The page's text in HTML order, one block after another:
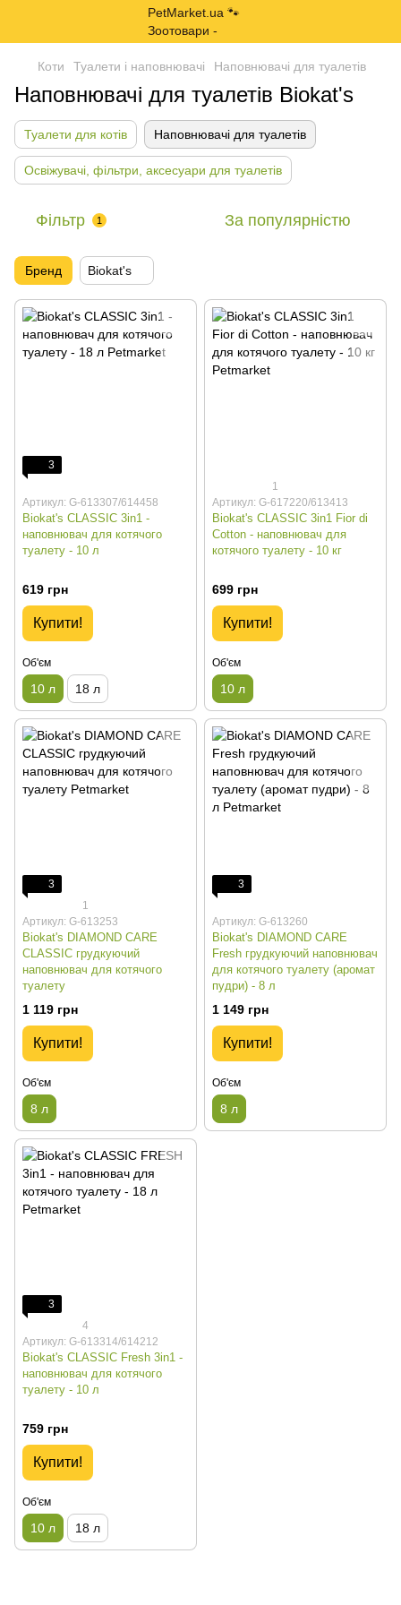
Коти Туалети і наповнювачі Наповнювачі для туалетів
Наповнювачі для туалетів Biokat's
Туалети для котів Наповнювачі для туалетів
Освіжувачі, фільтри, аксесуари для туалетів
Фільтр 1 За популярністю
Бренд Biokat's
3
Артикул: G-613307/614458
Biokat's CLASSIC 3in1 -
наповнювач для котячого
туалету - 10 л
619 грн
Купити!
Об'єм
10 л 18 л
1
Артикул: G-617220/613413
Biokat's CLASSIC 3in1 Fior di
Cotton - наповнювач для
котячого туалету - 10 кг
699 грн
Купити!
Об'єм
10 л
3
1
Артикул: G-613253
Biokat's DIAMOND CARE
CLASSIC грудкуючий
наповнювач для котячого
туалету
1 119 грн
Купити!
Об'єм
8 л
3
Артикул: G-613260
Biokat's DIAMOND CARE
Fresh грудкуючий наповнювач
для котячого туалету (аромат
пудри) - 8 л
1 149 грн
Купити!
Об'єм
8 л
3
4
Артикул: G-613314/614212
Biokat's CLASSIC Fresh 3in1 -
наповнювач для котячого
туалету - 10 л
759 грн
Купити!
Об'єм
10 л 18 л